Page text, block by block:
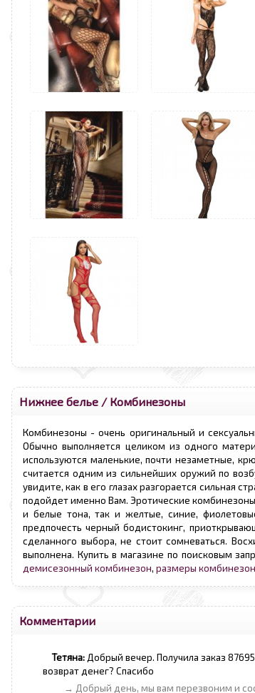
Нижнее белье / Комбинезоны
Комбинезоны - очень оригинальный и
Обычно выполняется целиком из одного
используются маленькие, почти незаметные,
считается одним из сильнейших оружий по
увидите, как в его глазах разгорается сильная
подойдет именно Вам. Эротические
и белые тона, так и желтые, синие,
предпочесть черный бодистокинг,
сделанного выбора, не стоит сомневаться.
выполнена. Купить в магазине по поисковым
демисезонный комбинезон, размеры
Комментарии
Тетяна: Добрый вечер. Получила заказ
возврат денег? Спасибо
→ Добрый день, мы вам перезвоним и